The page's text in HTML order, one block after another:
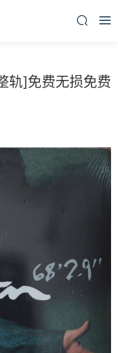
轨]免费无损免费